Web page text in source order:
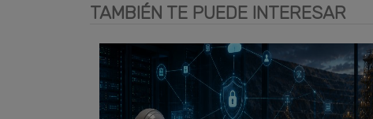
TAMBIÉN TE PUEDE INTERESAR